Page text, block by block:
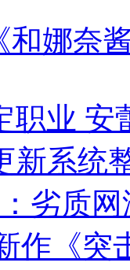
和娜奈
职业
新系统
劣质
作《